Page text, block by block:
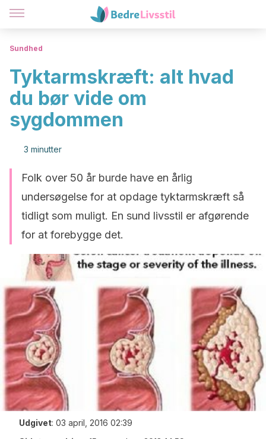
Sundhed
Tyktarmskræft: alt hvad
du bør vide om
sygdommen
3 minutter
Folk over 50 år burde have en årlig
undersøgelse for at opdage tyktarmskræft så
tidligt som muligt. En sund livsstil er afgørende
for at forebygge det.
Udgivet: 03 april, 2016 02:39